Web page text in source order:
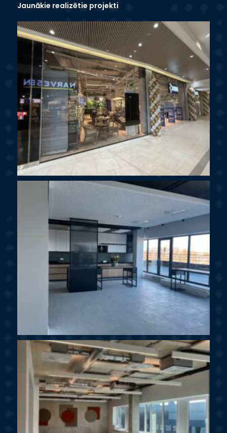
Jaunākie realizētie projekti